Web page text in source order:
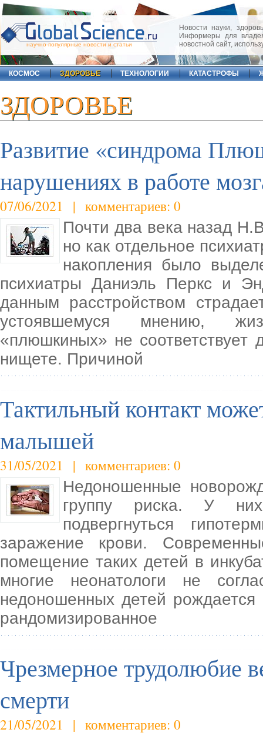
научно-популярные новости и статьи
Новости науки,
Информеры для
новостной сайт,
КОСМОС ЗДОРОВЬЕ ТЕХНОЛОГИИ КАТАСТРОФЫ
ЗДОРОВЬЕ
Развитие «синдрома
нарушениях в работе
07/06/2021 | комментариев: 0
Почти два века назад
но как отдельное
накопления было
психиатры Даниэль Перкс и
данным расстройством
устоявшемуся мнению,
«плюшкиных» не соответствует
нищете. Причиной
Тактильный контакт
малышей
31/05/2021 | комментариев: 0
Недоношенные
группу риска. У
подвергнуться
заражение крови.
помещение таких детей в
многие неонатологи не
недоношенных детей
рандомизированное
Чрезмерное трудолюбие
смерти
21/05/2021 | комментариев: 0